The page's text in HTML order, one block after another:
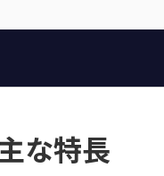
な特長